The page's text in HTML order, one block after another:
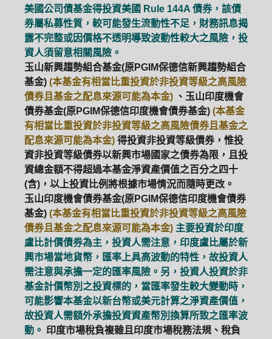
美國公司債基金得投資美國 Rule 144A 債券，該債
券屬私募性質，較可能發生流動性不足，財務訊息揭
露不完整或因價格不透明導致波動性較大之風險，投
資人須留意相關風險。
玉山新興趨勢組合基金(原PGIM保德信新興趨勢組合
基金) (本基金有相當比重投資於非投資等級之高風險
債券且基金之配息來源可能為本金) 、玉山印度機會
債券基金(原PGIM保德信印度機會債券基金) (本基金
有相當比重投資於非投資等級之高風險債券且基金之
配息來源可能為本金) 得投資非投資等級債券，惟投
資非投資等級債券以新興市場國家之債券為限，且投
資總金額不得超過本基金淨資產價值之百分之四十
(含)，以上投資比例將根據市場情況而隨時更改。
玉山印度機會債券基金(原PGIM保德信印度機會債券
基金) (本基金有相當比重投資於非投資等級之高風險
債券且基金之配息來源可能為本金) 主要投資於印度
盧比計價債券為主，投資人需注意，印度盧比屬於新
興市場當地貨幣，匯率上具高波動的特性，故投資人
需注意與承擔一定的匯率風險。另，投資人投資於非
基金計價幣別之投資標的，當匯率發生較大變動時，
可能影響本基金以新台幣或美元計算之淨資產價值，
故投資人需額外承擔投資資產幣別換算所致之匯率波
動。 印度市場稅負複雜且印度市場稅務法規、稅負